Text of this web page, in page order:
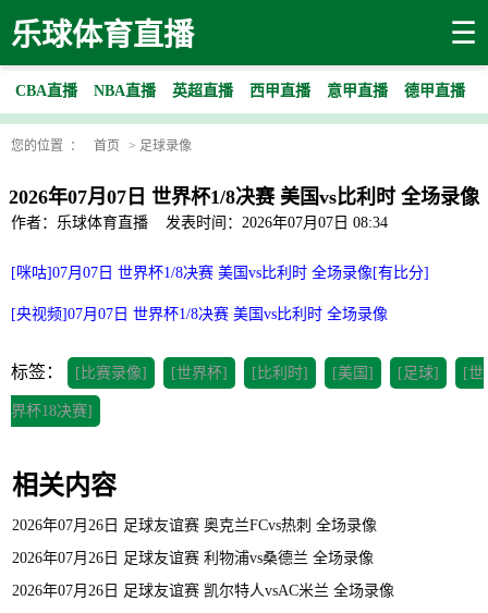
乐球体育直播 ☰
CBA直播 NBA直播 英超直播 西甲直播 意甲直播 德甲直播
您的位置 ： 首页 > 足球录像
2026年07月07日 世界杯1/8决赛 美国vs比利时 全场录像
作者：乐球体育直播 发表时间：2026年07月07日 08:34
[咪咕]07月07日 世界杯1/8决赛 美国vs比利时 全场录像[有比分]
[央视频]07月07日 世界杯1/8决赛 美国vs比利时 全场录像
标签： [比赛录像] [世界杯] [比利时] [美国] [足球] [世
界杯18决赛]
相关内容
2026年07月26日 足球友谊赛 奥克兰FCvs热刺 全场录像
2026年07月26日 足球友谊赛 利物浦vs桑德兰 全场录像
2026年07月26日 足球友谊赛 凯尔特人vsAC米兰 全场录像